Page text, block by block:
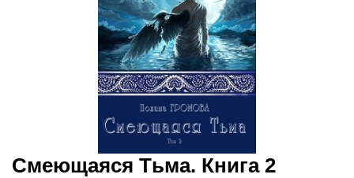
Смеющаяся Тьма. Книга 2